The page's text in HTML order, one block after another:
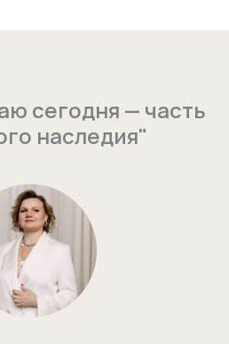
сегодня — часть
наследия"